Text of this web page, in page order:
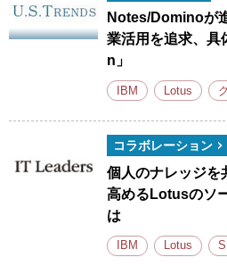
Notes/Dominoが
業活用を追求、
n」
IBM Lotus
コラボレーション
個人のナレッジを
高めるLotusのソ
は
IBM Lotus